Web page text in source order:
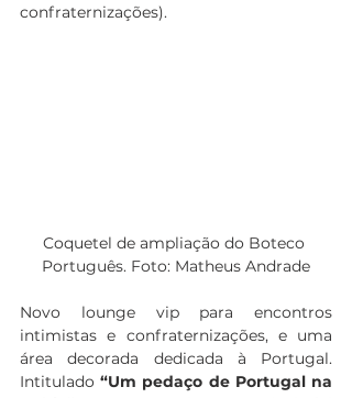
confraternizações).
Coquetel de ampliação do Boteco
Português. Foto: Matheus Andrade
Novo lounge vip para encontros
intimistas e confraternizações, e uma
área decorada dedicada à Portugal.
Intitulado “Um pedaço de Portugal na